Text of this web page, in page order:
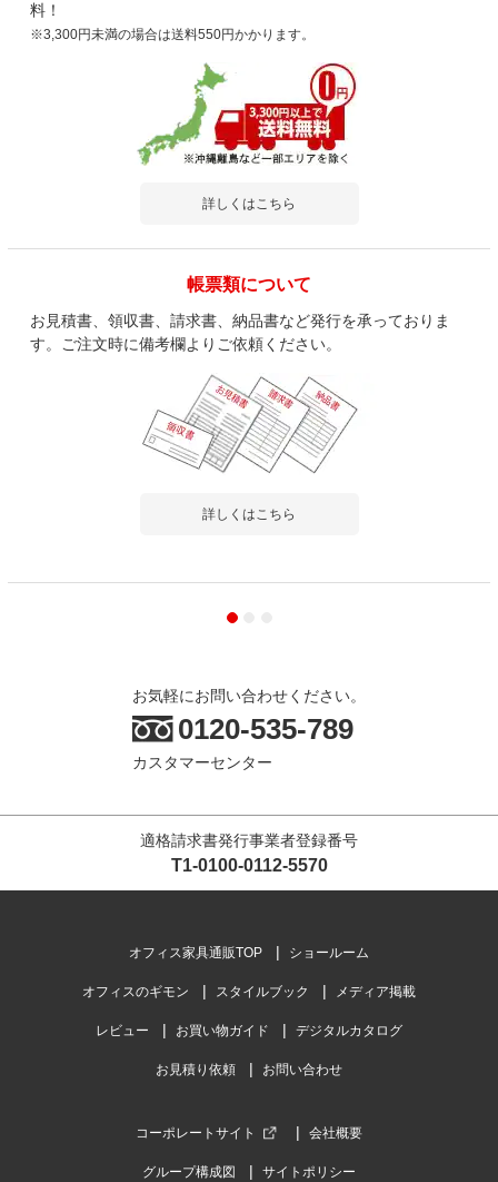
料！
※3,300円未満の場合は送料550円かかります。
詳しくはこちら
帳票類について
お見積書、領収書、請求書、納品書など発行を承っておりま
す。ご注文時に備考欄よりご依頼ください。
詳しくはこちら
お気軽にお問い合わせください。
0120-535-789
カスタマーセンター
適格請求書発行事業者登録番号
T1-0100-0112-5570
オフィス家具通販TOP ショールーム
オフィスのギモン スタイルブック メディア掲載
レビュー お買い物ガイド デジタルカタログ
お見積り依頼 お問い合わせ
コーポレートサイト 会社概要
グループ構成図 サイトポリシー